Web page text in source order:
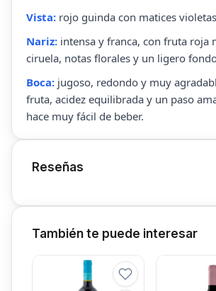
Vista: rojo guinda con matices
Nariz: intensa y franca, con fruta roja
ciruela, notas florales y un ligero
Boca: jugoso, redondo y muy
fruta, acidez equilibrada y un paso
hace muy fácil de beber.
Reseñas
También te puede interesar